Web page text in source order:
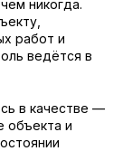
никогда.
работ и
ведётся в
в качестве —
объекта и